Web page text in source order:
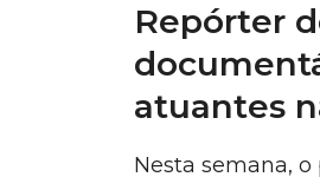
Repórter
atuantes
Nesta semana,